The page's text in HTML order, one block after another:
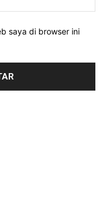
saya di browser ini